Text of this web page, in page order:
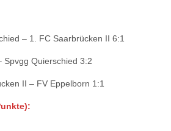
– 1. FC Saarbrücken II 6:1
Spvgg Quierschied 3:2
II – FV Eppelborn 1:1